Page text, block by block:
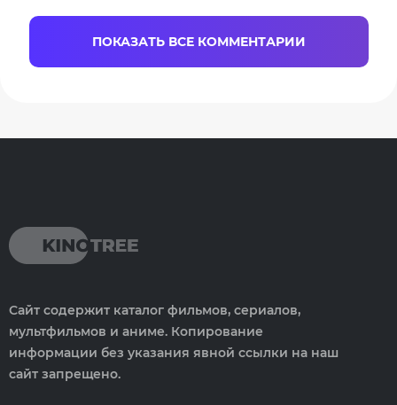
ПОКАЗАТЬ ВСЕ КОММЕНТАРИИ
Сайт содержит каталог фильмов, сериалов,
мультфильмов и аниме. Копирование
информации без указания явной ссылки на наш
сайт запрещено.